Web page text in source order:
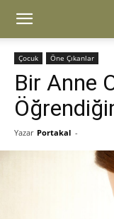
Çocuk Öne Çıkanlar
Bir Anne
Yazar Portakal -